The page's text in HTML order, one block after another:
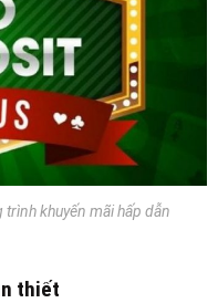
khuyến mãi hấp dẫn
thiết